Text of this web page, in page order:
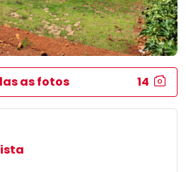
as fotos 14